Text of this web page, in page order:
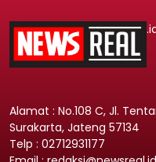
Alamat : No.108 C, Jl.
Surakarta, Jateng 57134
Telp : 02712931177